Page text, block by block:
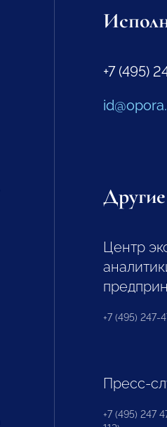
+7 (495)
Центр
+7 (495) 247-
Пресс-
+7 (495) 247